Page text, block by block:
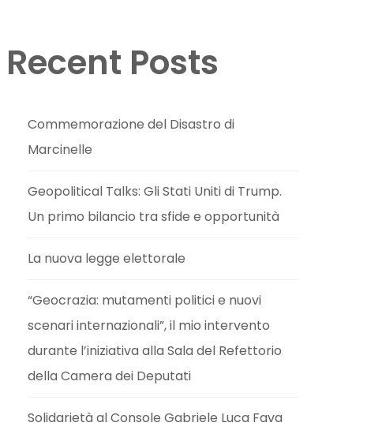
Recent Posts
Commemorazione del Disastro di
Marcinelle
Geopolitical Talks: Gli Stati Uniti di Trump.
Un primo bilancio tra sfide e opportunità
La nuova legge elettorale
“Geocrazia: mutamenti politici e nuovi
scenari internazionali”, il mio intervento
durante l’iniziativa alla Sala del Refettorio
della Camera dei Deputati
Solidarietà al Console Gabriele Luca Fava